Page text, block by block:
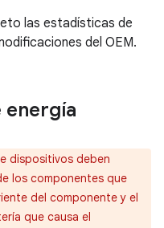
las estadísticas de
del OEM.
energía
dispositivos deben
los componentes que
del componente y el
que causa el